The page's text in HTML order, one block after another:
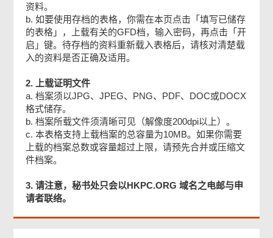
资料。
b. 如要使用存档的表格，你需在本页点击「填写已储存
的表格」，上载有关的GFD档，输入密码，再点击「开
启」键。待存档的资料重新载入表格后，请核对清楚载
入的资料是否正确及适用。
2. 上载证明文件
a. 档案须以JPG、JPEG、PNG、PDF、DOC或DOCX
格式储存。
b. 档案所载文件须清晰可见（解像度200dpi以上）。
c. 本表格支持上载档案的总容量为10MB。如果你需要
上载的档案总数或容量超过上限，请预先合并或压缩文
件档案。
3. 请注意，秘书处只会以HKPC.ORG 域名之电邮与申
请者联络。